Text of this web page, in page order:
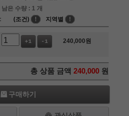
남은 수량 : 1 개
(조건) ! 지역별 !
+1 -1 240,000원
총 상품 금액 240,000 원
구매하기